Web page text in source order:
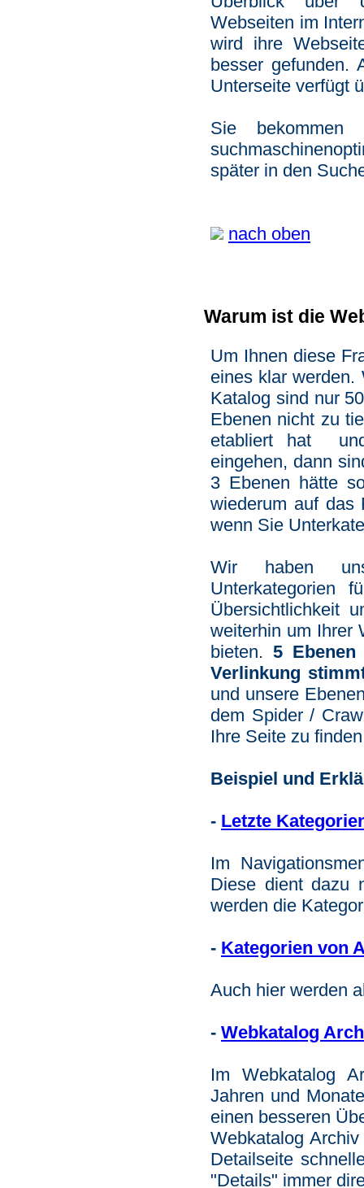
Webseiten im
wird ihre
besser gefunden.
Unterseite verfügt
Sie
später in den
nach oben
Warum ist die
Um Ihnen diese
eines klar werden.
Katalog sind nur
Ebenen nicht zu
etabliert hat
eingehen, dann
3 Ebenen hätte
wiederum auf das
wenn Sie
Wir haben uns
Unterkategorien
Übersichtlichkeit
weiterhin um Ihrer
bieten. 5
Verlinkung
und unsere
dem Spider /
Ihre Seite zu
Beispiel und
- Letzte
Im
Diese dient dazu
werden die
- Kategorien von
Auch hier werden
- Webkatalog
Im Webkatalog
Jahren und
einen besseren
Webkatalog
Detailseite
"Details" immer